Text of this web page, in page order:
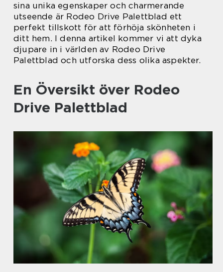
sina unika egenskaper och charmerande
utseende är Rodeo Drive Palettblad ett
perfekt tillskott för att förhöja skönheten i
ditt hem. I denna artikel kommer vi att dyka
djupare in i världen av Rodeo Drive
Palettblad och utforska dess olika aspekter.
En Översikt över Rodeo
Drive Palettblad